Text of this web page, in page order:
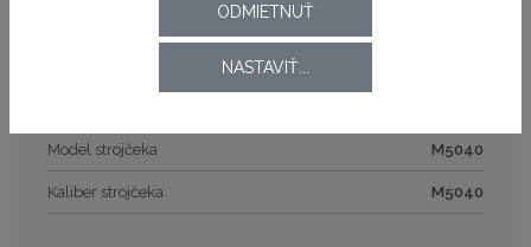
Model strojčeka M5040
Kaliber strojčeka M5040
ODMIETNUŤ
NASTAVIŤ...